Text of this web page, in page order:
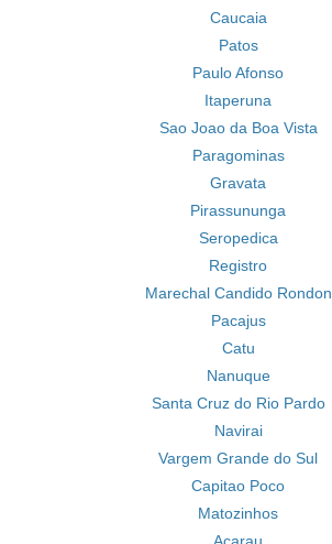
Caucaia
Patos
Paulo Afonso
Itaperuna
Sao Joao da Boa Vista
Paragominas
Gravata
Pirassununga
Seropedica
Registro
Marechal Candido Rondon
Pacajus
Catu
Nanuque
Santa Cruz do Rio Pardo
Navirai
Vargem Grande do Sul
Capitao Poco
Matozinhos